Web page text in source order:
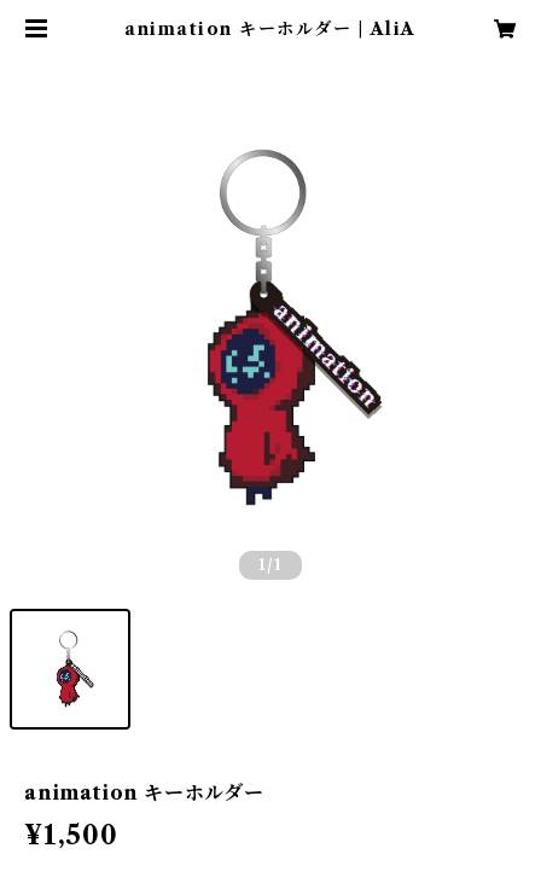
animation キーホルダー | AliA
1 /1
animation キーホルダー
¥1,500